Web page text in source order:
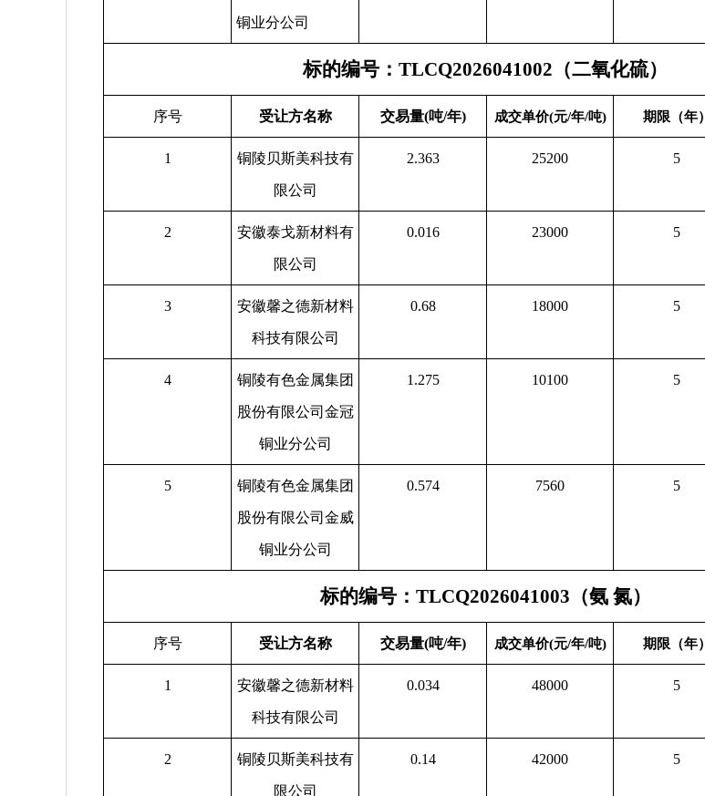
铜业分公司
标的编号：TLCQ2026041002（二氧化硫）
序号 受让方名称 交易量(吨/年) 成交单价(元/年/吨) 期限（年）
1 铜陵贝斯美科技有
限公司
2.363 25200 5
2 安徽泰戈新材料有
限公司
0.016 23000 5
3 安徽馨之德新材料
科技有限公司
0.68 18000 5
4 铜陵有色金属集团
股份有限公司金冠
铜业分公司
1.275 10100 5
5 铜陵有色金属集团
股份有限公司金威
铜业分公司
0.574 7560 5
标的编号：TLCQ2026041003（氨 氮）
序号 受让方名称 交易量(吨/年) 成交单价(元/年/吨) 期限（年）
1 安徽馨之德新材料
科技有限公司
0.034 48000 5
2 铜陵贝斯美科技有
限公司
0.14 42000 5